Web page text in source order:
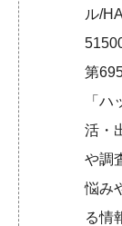
ル/
第
「
活・
や調
悩み
る